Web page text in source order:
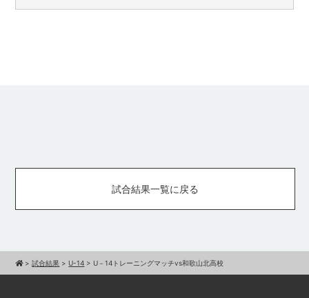
試合結果一覧に戻る
>試合結果 > U-14 > U－14トレーニングマッチvs和歌山北高校